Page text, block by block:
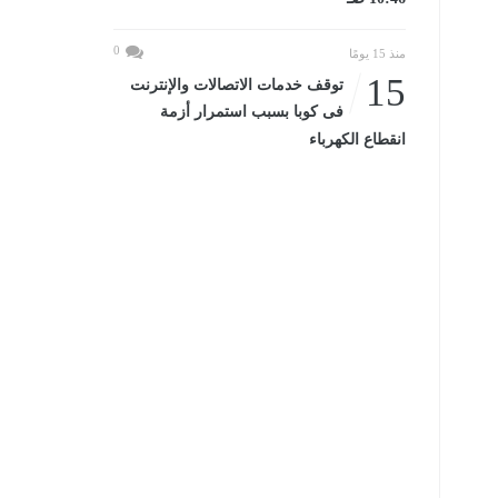
منذ 15 يومًا 0
15
توقف خدمات الاتصالات والإنترنت
فى كوبا بسبب استمرار أزمة
انقطاع الكهرباء